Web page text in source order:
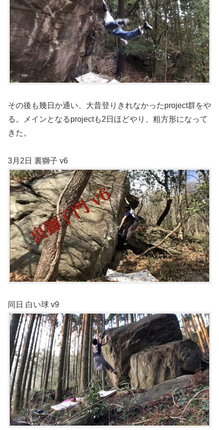
その後も幾日か通い、大昔登りきれなかったproject群をや
る。メインとなるprojectも2日ほどやり、粗方形になって
きた。
3月2日 裏獅子 v6
同日 白い球 v9